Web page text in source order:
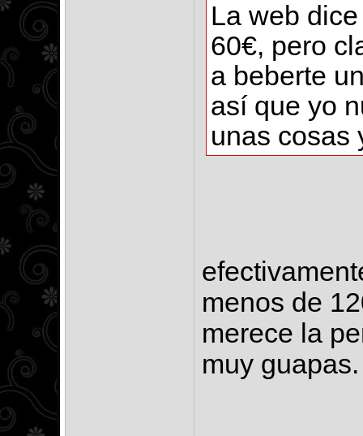
La web
60€, pero
a beberte
así que yo
unas cosas
menos de
merece la
muy guapas.